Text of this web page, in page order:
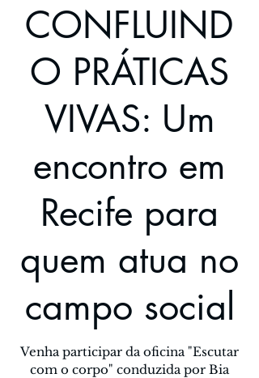
CONFLUIND
O PRÁTICAS
VIVAS: Um
encontro em
Recife para
quem atua no
campo social
Venha participar da oficina "Escutar
com o corpo" conduzida por Bia